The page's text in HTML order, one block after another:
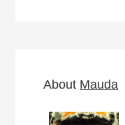
About Mauda